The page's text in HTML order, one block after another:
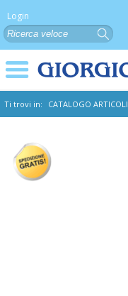
Login
Ti trovi in: CATALOGO ARTICOLI